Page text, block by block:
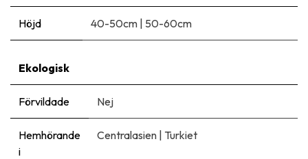
Höjd 40-50cm | 50-60cm
Ekologisk
Förvildade Nej
Hemhörande
i
Centralasien | Turkiet